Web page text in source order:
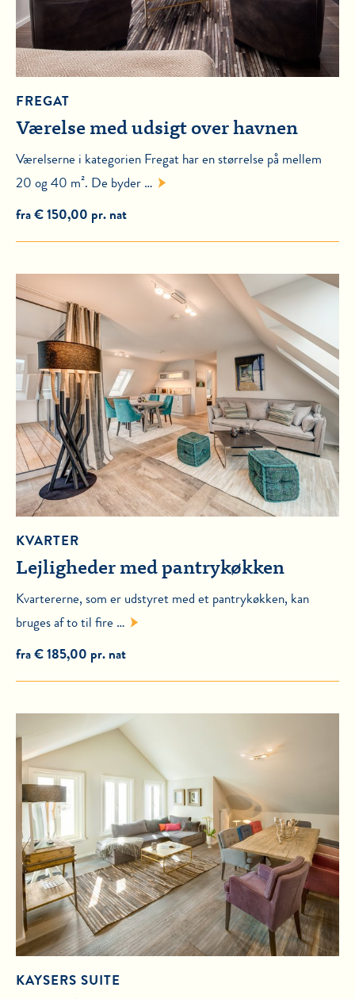
FREGAT
Værelse med udsigt over havnen
Værelserne i kategorien Fregat har en størrelse på mellem
20 og 40 m². De byder …
fra € 150,00 pr. nat
KVARTER
Lejligheder med pantrykøkken
Kvartererne, som er udstyret med et pantrykøkken, kan
bruges af to til fire …
fra € 185,00 pr. nat
KAYSERS SUITE